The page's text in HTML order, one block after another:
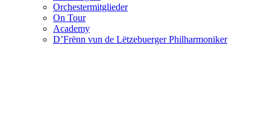
Orchestermitglieder
On Tour
Academy
D’Frënn vun de Lëtzebuerger Philharmoniker